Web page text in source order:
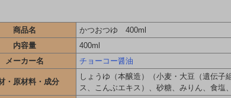
商品名
かつおつゆ 400ml
内容量
400ml
メーカー名
チョーコー醤油
・原材料・成分
しょうゆ（本醸造）（小麦・大豆（遺伝
ス、こんぶエキス）、砂糖、みりん、食塩